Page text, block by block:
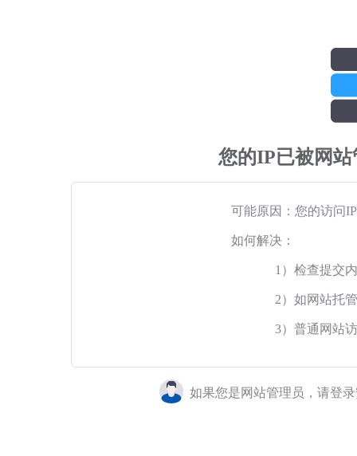
您的IP已被网
可能原因：您的访问
如何解决：
1）检查提交
2）如网站托
3）普通网站
如果您是网站管理员，请登